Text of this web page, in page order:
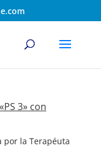
3» con
por la Terapéuta